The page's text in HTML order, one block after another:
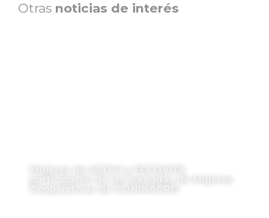
Otras noticias de interés